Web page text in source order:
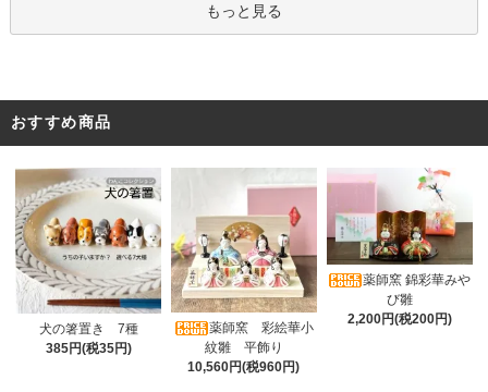
もっと見る
おすすめ商品
犬の箸置き 7種
385円(税35円)
薬師窯 彩絵華小
紋雛 平飾り
10,560円(税960円)
薬師窯 錦彩華みや
び雛
2,200円(税200円)